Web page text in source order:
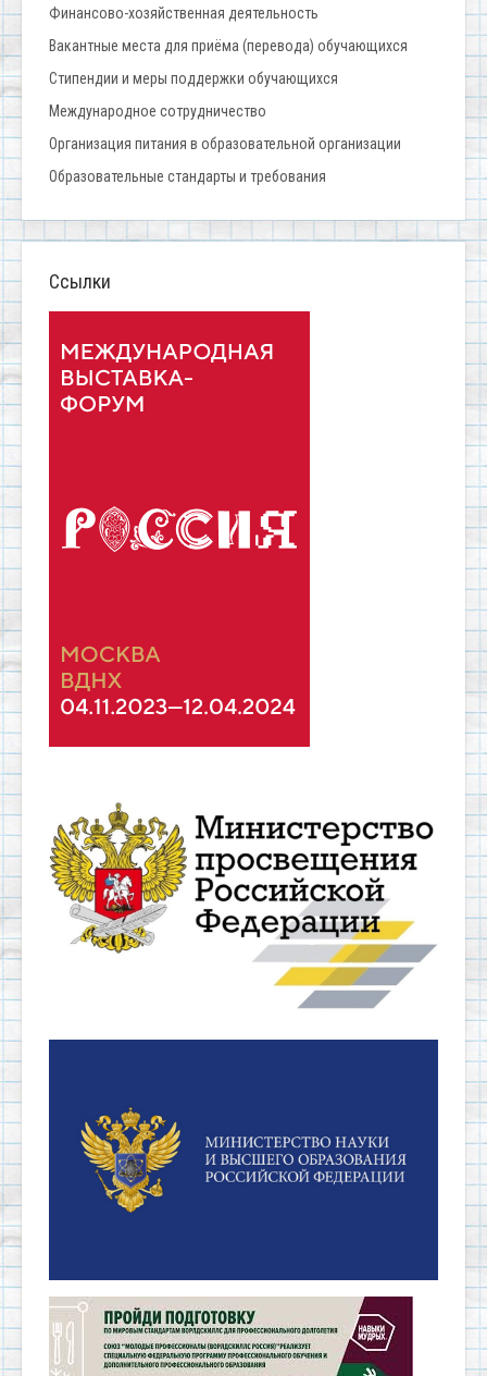
Финансово-хозяйственная деятельность
Вакантные места для приёма (перевода) обучающихся
Стипендии и меры поддержки обучающихся
Международное сотрудничество
Организация питания в образовательной организации
Образовательные стандарты и требования
Ссылки